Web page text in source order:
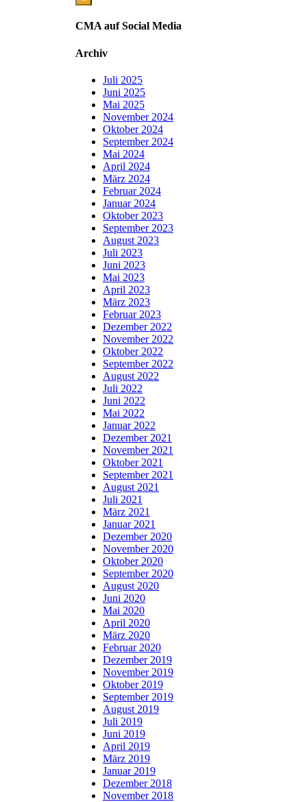
CMA auf Social Media
Archiv
Juli 2025
Juni 2025
Mai 2025
November 2024
Oktober 2024
September 2024
Mai 2024
April 2024
März 2024
Februar 2024
Januar 2024
Oktober 2023
September 2023
August 2023
Juli 2023
Juni 2023
Mai 2023
April 2023
März 2023
Februar 2023
Dezember 2022
November 2022
Oktober 2022
September 2022
August 2022
Juli 2022
Juni 2022
Mai 2022
Januar 2022
Dezember 2021
November 2021
Oktober 2021
September 2021
August 2021
Juli 2021
März 2021
Januar 2021
Dezember 2020
November 2020
Oktober 2020
September 2020
August 2020
Juni 2020
Mai 2020
April 2020
März 2020
Februar 2020
Dezember 2019
November 2019
Oktober 2019
September 2019
August 2019
Juli 2019
Juni 2019
April 2019
März 2019
Januar 2019
Dezember 2018
November 2018